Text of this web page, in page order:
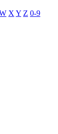
X Y Z 0-9